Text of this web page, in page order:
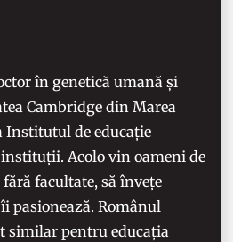
în genetică umană și
Cambridge din Marea
Institutul de educație
Acolo vin oameni de
facultate, să învețe
pasionează. Românul
similar pentru educația